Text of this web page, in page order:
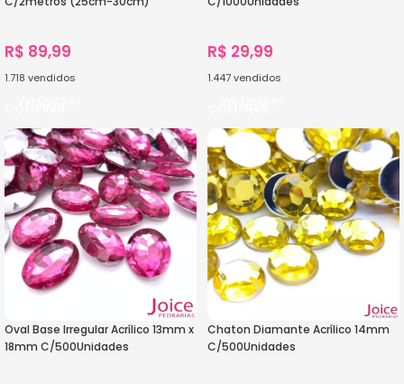
R$ 89,99
1.718 vendidos
R$ 29,99
1.447vendidos
Oval Base Irregular Acrílico 13mm x
18mm C/500Unidades
Chaton Diamante Acrílico 14mm
C/500Unidades